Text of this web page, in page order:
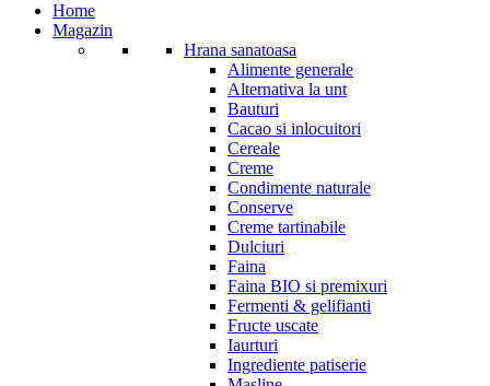
Home
Magazin
Hrana sanatoasa
Alimente generale
Alternativa la unt
Bauturi
Cacao si inlocuitori
Cereale
Creme
Condimente naturale
Conserve
Creme tartinabile
Dulciuri
Faina
Faina BIO si premixuri
Fermenti & gelifianti
Fructe uscate
Iaurturi
Ingrediente patiserie